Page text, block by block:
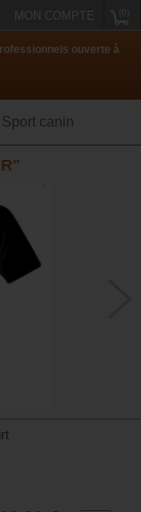
MON COMPTE
ouverte à
canin